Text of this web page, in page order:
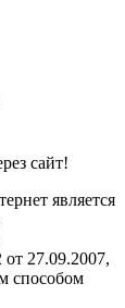
сайт!
является
27.09.2007,
способом